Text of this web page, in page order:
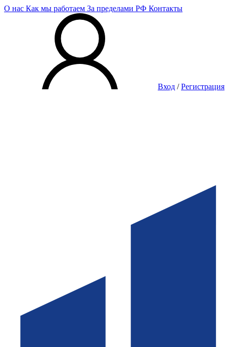
О нас Как мы работаем За пределами РФ Контакты
Вход /Регистрация